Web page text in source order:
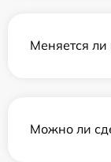
Меняется ли
Можно ли